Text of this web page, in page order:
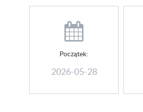
Początek:
2026-05-28